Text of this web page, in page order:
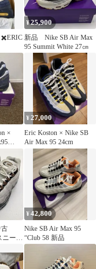
✖️ERIC
¥25,900
新品 Nike SB Air Max
95 Summit White 27㎝
×
¥27,000
Eric Koston × Nike SB
Air Max 95 24cm
古
ーカ
グレー
¥42,800
Nike SB Air Max 95
“Club 58 新品